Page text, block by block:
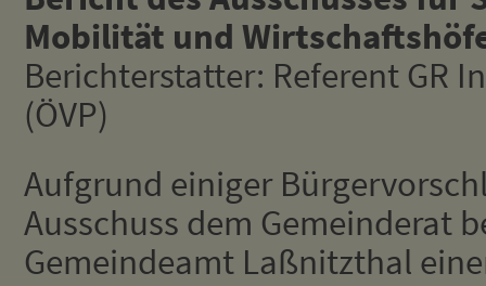
Mobilität und
Berichterstatter: Referent GR
(ÖVP)
Aufgrund einiger
Ausschuss dem Gemeinderat
Gemeindeamt Laßnitzthal